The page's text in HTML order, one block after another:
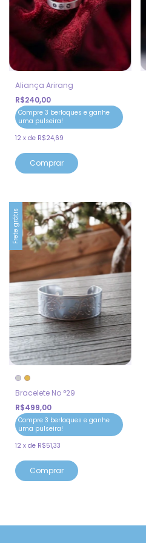
Aliança Arirang
R$240,00
Compre 3 berloques e ganhe
uma pulseira!
12 x de R$24,69
Comprar
Frete grátis
Bracelete No °29
R$499,00
Compre 3 berloques e ganhe
uma pulseira!
12 x de R$51,33
Comprar